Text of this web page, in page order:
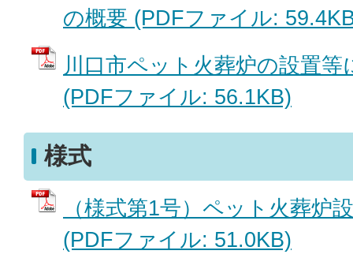
の概要 (PDFファイル:
川口市ペット火葬炉の設置等
(PDFファイル: 56.1KB)
様式
（様式第1号）ペット火葬炉
(PDFファイル: 51.0KB)